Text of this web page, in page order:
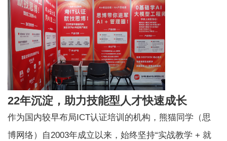
22年沉淀，助力技能型人才快速成长
作为国内较早布局ICT认证培训的机构，熊猫同学（思
博网络）自2003年成立以来，始终坚持“实战教学 + 就